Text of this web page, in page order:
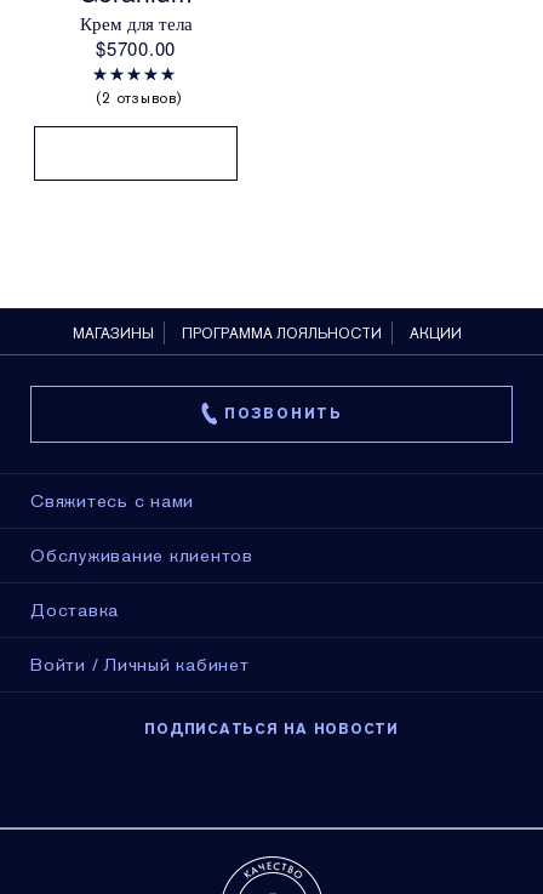
Крем для тела
$5700.00
2 отзывов
МАГАЗИНЫ ПРОГРАММА ЛОЯЛЬНОСТИ АКЦИИ
ПОЗВОНИТЬ
Свяжитесь с нами
Обслуживание клиентов
Доставка
Войти / Личный кабинет
ПОДПИСАТЬСЯ НА НОВОСТИ